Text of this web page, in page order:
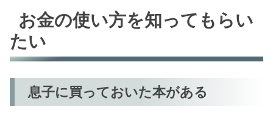
お金の使い方を知ってもらい
たい
息子に買っておいた本がある